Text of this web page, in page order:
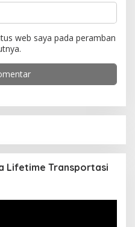
web saya pada peramban
Lifetime Transportasi